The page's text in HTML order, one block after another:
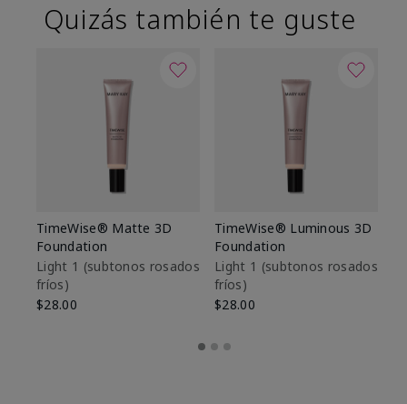
Quizás también te guste
TimeWise® Matte 3D
Foundation
Light 1​ (subtonos rosados
fríos)
$28.00
TimeWise® Luminous 3D
Foundation
Light 1​ (subtonos rosados
fríos)
$28.00